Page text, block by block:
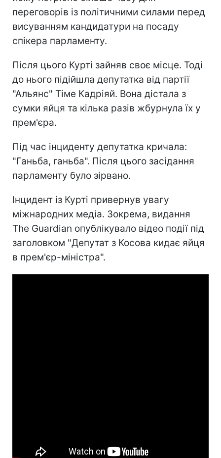
переговорів із політичними силами перед
висуванням кандидатури на посаду
спікера парламенту.
Після цього Курті зайняв своє місце. Тоді
до нього підійшла депутатка від партії
"Альянс" Тіме Кадріяй. Вона дістала з
сумки яйця та кілька разів жбурнула їх у
прем'єра.
Під час інциденту депутатка кричала:
"Ганьба, ганьба". Після цього засідання
парламенту було зірвано.
Інцидент із Курті привернув увагу
міжнародних медіа. Зокрема, видання
The Guardian опублікувало відео події під
заголовком "Депутат з Косова кидає яйця
в прем'єр-міністра".